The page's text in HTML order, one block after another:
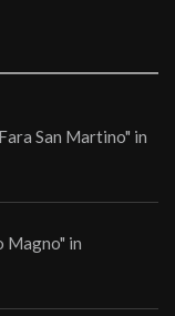
San Martino" in
Magno" in